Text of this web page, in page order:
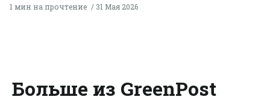
1 мин на прочтение 31 Мая 2026
Больше из GreenPost